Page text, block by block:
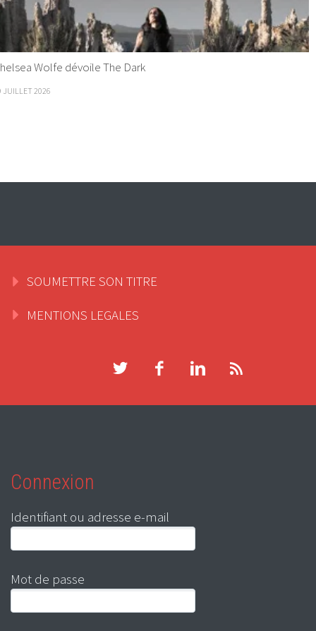
Wolfe dévoile The Dark
JUILLET 2026
SOUMETTRE SON TITRE
MENTIONS LEGALES
Connexion
Identifiant ou adresse e-mail
Mot de passe